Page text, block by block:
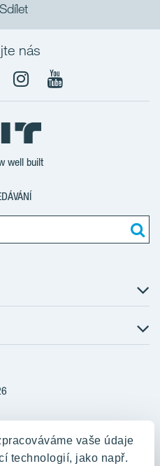
vaše údaje
technologií, jako např.
Sdílet
nás
well built